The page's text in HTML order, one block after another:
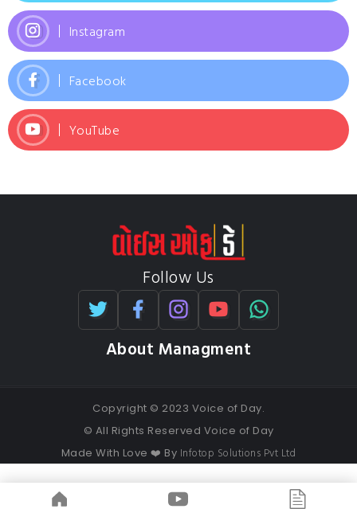
Instagram
Facebook
YouTube
Follow Us
About Managment
Copyright © 2023 Voice of Day.
© All Rights Reserved Voice of Day
Made With Love ❤️ By Infotop Solutions Pvt Ltd